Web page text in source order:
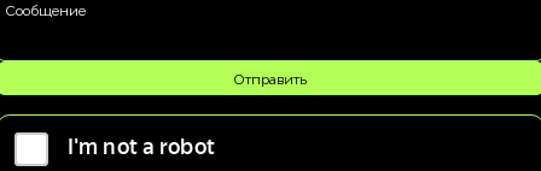
Сообщение